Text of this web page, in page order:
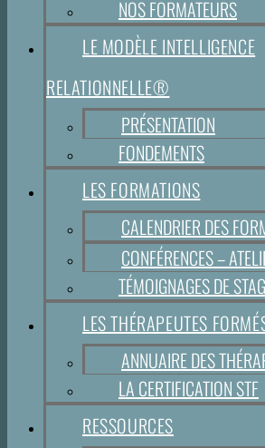
NOS FORMATEURS
LE MODÈLE INTELLIGENCE
RELATIONNELLE®
PRÉSENTATION
FONDEMENTS
LES FORMATIONS
CALENDRIER DES
CONFÉRENCES –
TÉMOIGNAGES DE
LES THÉRAPEUTES
ANNUAIRE DES
LA CERTIFICATION STF
RESSOURCES